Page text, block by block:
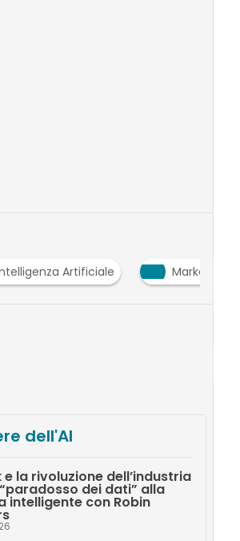
Marketing Sostenibile
dell'AI
la rivoluzione dell’industria
dei dati” alla
intelligente con Robin